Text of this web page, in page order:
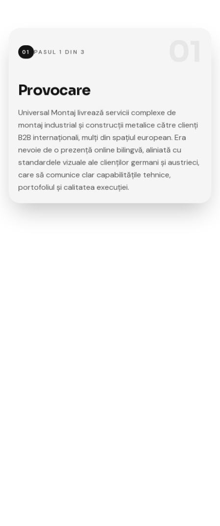
01 PASUL1 DIN3
Provocare
Universal Montaj livrează servicii complexe de
montaj industrial și construcții metalice către clienți
B2B internaționali, mulți din spațiul european. Era
nevoie de o prezență online bilingvă, aliniată cu
standardele vizuale ale clienților germani și austrieci,
care să comunice clar capabilitățile tehnice,
portofoliul și calitatea execuției.